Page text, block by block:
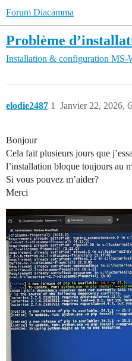
Forum Diacamma
Problème
Installation & configuration MS-
elodie2487 Janvier 22, 2026,
1
Bonjour
Cela fait plusieurs jours que
l’installation bloque toujours au
Si vous pouvez m’aider?
Merci